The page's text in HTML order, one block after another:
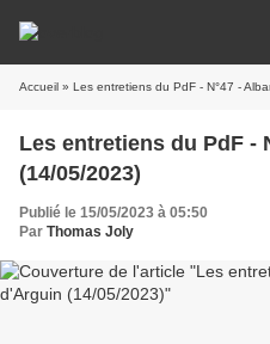
Accueil » Les entretiens du PdF - N°47 -
Les entretiens du PdF -
(14/05/2023)
Publié le 15/05/2023 à 05:50
Par Thomas Joly